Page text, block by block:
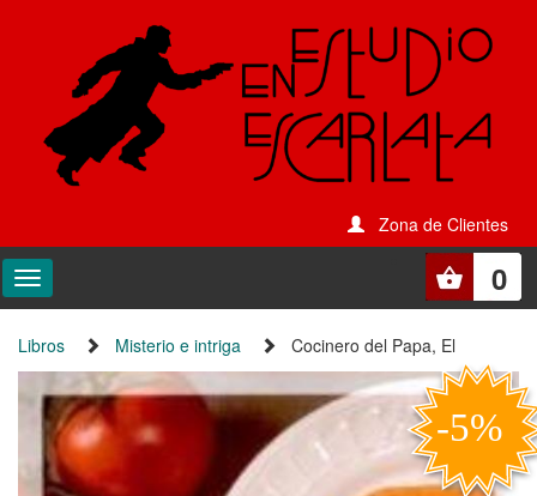
Zona de Clientes
0
Libros Misterio e intriga Cocinero del Papa, El